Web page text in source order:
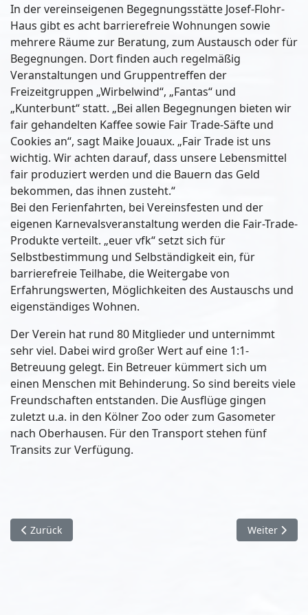
In der vereinseigenen Begegnungsstätte Josef-Flohr-
Haus gibt es acht barrierefreie Wohnungen sowie
mehrere Räume zur Beratung, zum Austausch oder für
Begegnungen. Dort finden auch regelmäßig
Veranstaltungen und Gruppentreffen der
Freizeitgruppen „Wirbelwind“, „Fantas“ und
„Kunterbunt“ statt. „Bei allen Begegnungen bieten wir
fair gehandelten Kaffee sowie Fair Trade-Säfte und
Cookies an“, sagt Maike Jouaux. „Fair Trade ist uns
wichtig. Wir achten darauf, dass unsere Lebensmittel
fair produziert werden und die Bauern das Geld
bekommen, das ihnen zusteht.“
Bei den Ferienfahrten, bei Vereinsfesten und der
eigenen Karnevalsveranstaltung werden die Fair-Trade-
Produkte verteilt. „euer vfk“ setzt sich für
Selbstbestimmung und Selbständigkeit ein, für
barrierefreie Teilhabe, die Weitergabe von
Erfahrungswerten, Möglichkeiten des Austauschs und
eigenständiges Wohnen.
Der Verein hat rund 80 Mitglieder und unternimmt
sehr viel. Dabei wird großer Wert auf eine 1:1-
Betreuung gelegt. Ein Betreuer kümmert sich um
einen Menschen mit Behinderung. So sind bereits viele
Freundschaften entstanden. Die Ausflüge gingen
zuletzt u.a. in den Kölner Zoo oder zum Gasometer
nach Oberhausen. Für den Transport stehen fünf
Transits zur Verfügung.
Vorheriger Beitrag: Fünf Fragen an: Regina Junga und
Zurück Nächster
Weiter